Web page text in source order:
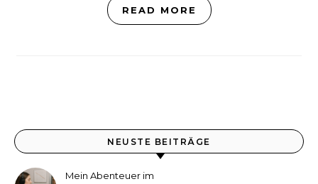
READ MORE
NEUSTE BEITRÄGE
Mein Abenteuer im